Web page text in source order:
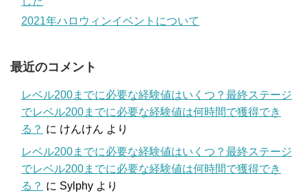
2021年ハロウィンイベントについて
最近のコメント
レベル200までに必要な経験値はいくつ？最終ステージ
でレベル200までに必要な経験値は何時間で獲得でき
る？ に けんけん より
レベル200までに必要な経験値はいくつ？最終ステージ
でレベル200までに必要な経験値は何時間で獲得でき
る？ に Sylphy より